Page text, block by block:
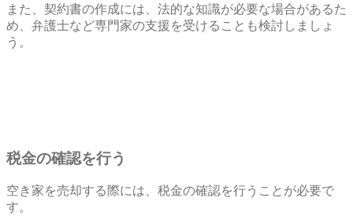
また、契約書の作成には、法的な知識が必要な場合があるた
め、弁護士など専門家の支援を受けることも検討しましょ
う。
税金の確認を行う
空き家を売却する際には、税金の確認を行うことが必要で
す。